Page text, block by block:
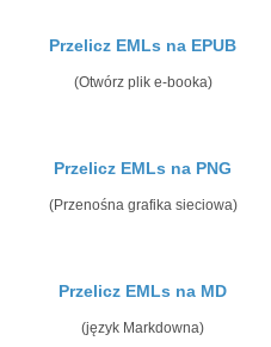
Przelicz EMLs na EPUB
(Otwórz plik e-booka)
Przelicz EMLs na PNG
(Przenośna grafika sieciowa)
Przelicz EMLs na MD
(język Markdowna)